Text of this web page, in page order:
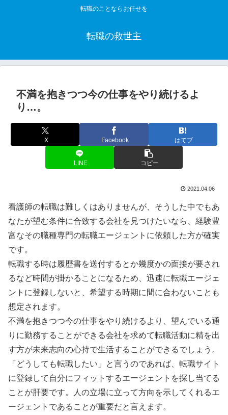
転職のことならお任せを
転職の救世主
不満を抱きつつ今の仕事をやり続けるよ
り…。
X Facebook はてブ
LINE コピー
2021.04.06
看護師の転職は難しくはありませんが、そうした中でもあ
なたが望む条件に合致する会社を見つけたいなら、経験豊
富なその職種専門の転職エージェントに依頼した方が確実
です。
転職する時は履歴書を送付するとか幾度かの面接が要され
るなど時間が掛かることになるため、迅速に転職エージェ
ントに登録しないと、希望する時期に間に合わないことも
想定されます。
不満を抱きつつ今の仕事をやり続けるより、望んでいる通
りに勤務することができる会社を求めて転職活動に精を出
す方が未来志向の心持で生活することができるでしょう。
「どうしても転職したい」と言うのであれば、転職サイト
に登録して自分にフィットするエージェントを探し当てる
ことが肝要です。人の立場に立って方向を示してくれるエ
ージェントであることが重要だと言えます。